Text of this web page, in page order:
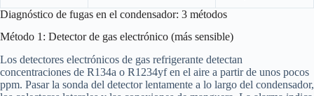
Diagnóstico de fugas en el condensador: 3 métodos
Método 1: Detector de gas electrónico (más sensible)
Los detectores electrónicos de gas refrigerante detectan
concentraciones de R134a o R1234yf en el aire a partir de unos pocos
ppm. Pasar la sonda del detector lentamente a lo largo del condensador,